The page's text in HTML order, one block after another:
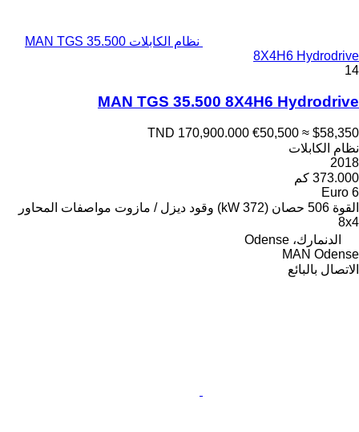
نظام الكابلات MAN TGS 35.500
8X4H6 Hydrodrive
14
MAN TGS 35.500 8X4H6 Hydrodrive
TND 170,900.000 €50,500 ≈ $58,350
نظام الكابلات
2018
373.000 كم
Euro 6
القوة 506 حصان (372 kW) وقود ديزل / مازوت مواصفات المحاور
8x4
الدنمارك، Odense
MAN Odense
الاتصال بالبائع